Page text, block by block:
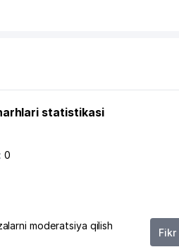
statistikasi
0
moderatsiya qilish